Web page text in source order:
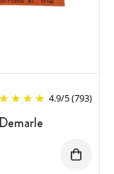
4.9/5(793)